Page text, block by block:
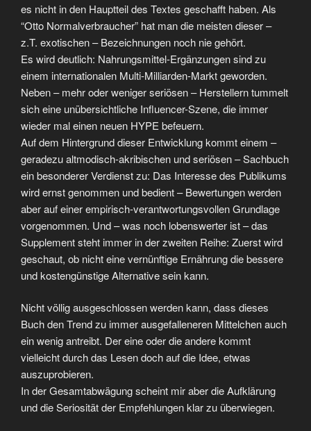
es nicht in den Hauptteil des Textes geschafft haben. Als
“Otto Normalverbraucher” hat man die meisten dieser –
z.T. exotischen – Bezeichnungen noch nie gehört.
Es wird deutlich: Nahrungsmittel-Ergänzungen sind zu
einem internationalen Multi-Milliarden-Markt geworden.
Neben – mehr oder weniger seriösen – Herstellern tummelt
sich eine unübersichtliche Influencer-Szene, die immer
wieder mal einen neuen HYPE befeuern.
Auf dem Hintergrund dieser Entwicklung kommt einem –
geradezu altmodisch-akribischen und seriösen – Sachbuch
ein besonderer Verdienst zu: Das Interesse des Publikums
wird ernst genommen und bedient – Bewertungen werden
aber auf einer empirisch-verantwortungsvollen Grundlage
vorgenommen. Und – was noch lobenswerter ist – das
Supplement steht immer in der zweiten Reihe: Zuerst wird
geschaut, ob nicht eine vernünftige Ernährung die bessere
und kostengünstige Alternative sein kann.
Nicht völlig ausgeschlossen werden kann, dass dieses
Buch den Trend zu immer ausgefalleneren Mittelchen auch
ein wenig antreibt. Der eine oder die andere kommt
vielleicht durch das Lesen doch auf die Idee, etwas
auszuprobieren.
In der Gesamtabwägung scheint mir aber die Aufklärung
und die Seriosität der Empfehlungen klar zu überwiegen.